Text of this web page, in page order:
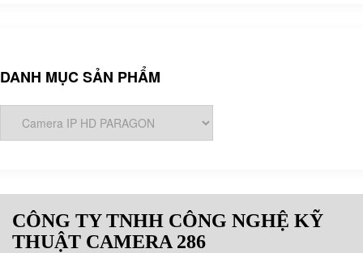
DANH MỤC SẢN PHẨM
CÔNG TY TNHH CÔNG NGHỆ KỸ
THUẬT CAMERA 286